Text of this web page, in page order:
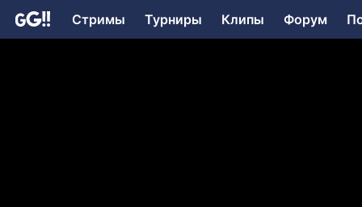
Стримы Турниры Клипы Форум